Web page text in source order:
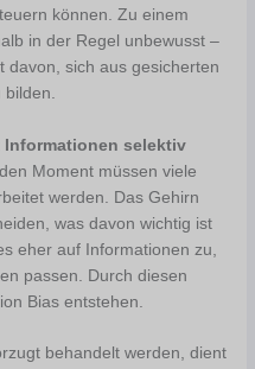
können. Zu einem
in der Regel unbewusst –
davon, sich aus gesicherten
Informationen selektiv
Moment müssen viele
werden. Das Gehirn
was davon wichtig ist
eher auf Informationen zu,
passen. Durch diesen
Bias entstehen.
behandelt werden, dient